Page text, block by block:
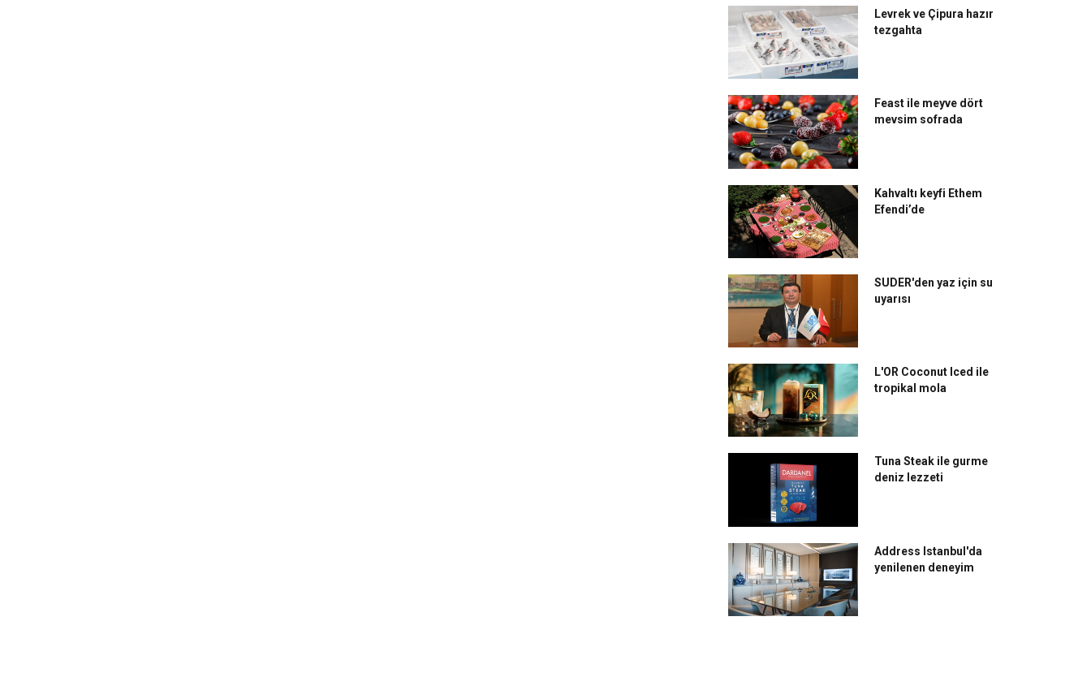
Levrek ve Çipura hazır
tezgahta
Feast ile meyve dört
mevsim sofrada
Kahvaltı keyfi Ethem
Efendi’de
SUDER'den yaz için su
uyarısı
L'OR Coconut Iced ile
tropikal mola
Tuna Steak ile gurme
deniz lezzeti
Address Istanbul'da
yenilenen deneyim